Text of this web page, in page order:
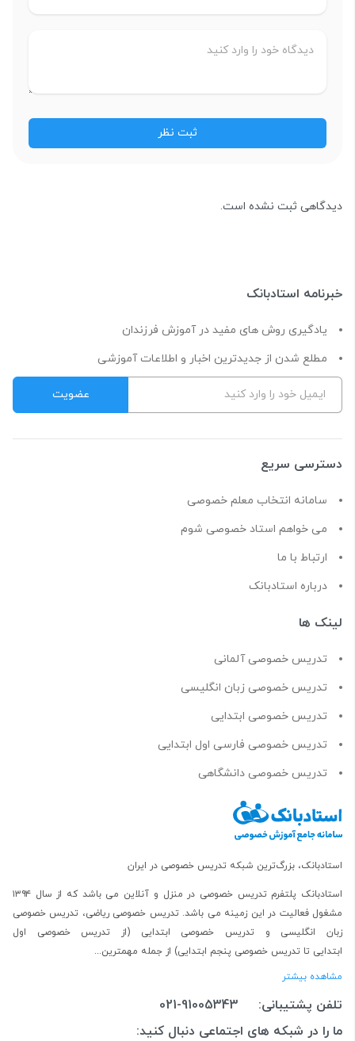
دیدگاهی ثبت نشده است.
خبرنامه استادبانک
یادگیری روش های مفید در آموزش فرزندان
مطلع شدن از جدیدترین اخبار و اطلاعات آموزشی
دسترسی سریع
سامانه انتخاب معلم خصوصی
می خواهم استاد خصوصی شوم
ارتباط با ما
درباره استادبانک
لینک ها
تدریس خصوصی آلمانی
تدریس خصوصی زبان انگلیسی
تدریس خصوصی ابتدایی
تدریس خصوصی فارسی اول ابتدایی
تدریس خصوصی دانشگاهی
استادبانک، بزرگ‌ترین شبکه تدریس خصوصی در ایران
استادبانک پلتفرم تدریس خصوصی در منزل و آنلاین
می باشد که از سال ۱۳۹۴
مشغول فعالیت در این زمینه می باشد.تدریس خصوصی ریاضی، تدریس خصوصی
زبان انگلیسی و تدریس خصوصی ابتدایی (از
تدریس خصوصی اول
ابتدایی تا تدریس خصوصی پنجم ابتدایی) از جمله مهمترین...
مشاهده بیشتر
تلفن پشتیبانی:
021-91005343
ما را در شبکه های اجتماعی دنبال کنید: